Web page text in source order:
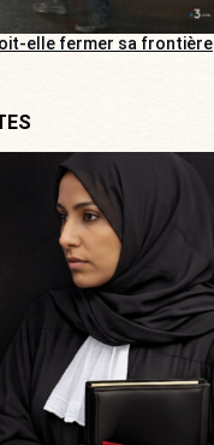
elle fermer sa frontière